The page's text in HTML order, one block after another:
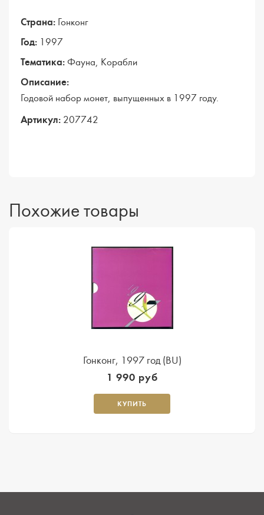
Страна: Гонконг
Год: 1997
Тематика: Фауна, Корабли
Описание:
Годовой набор монет, выпущенных в 1997 году.
Артикул: 207742
Похожие товары
Гонконг, 1997 год (BU)
1 990 руб
КУПИТЬ